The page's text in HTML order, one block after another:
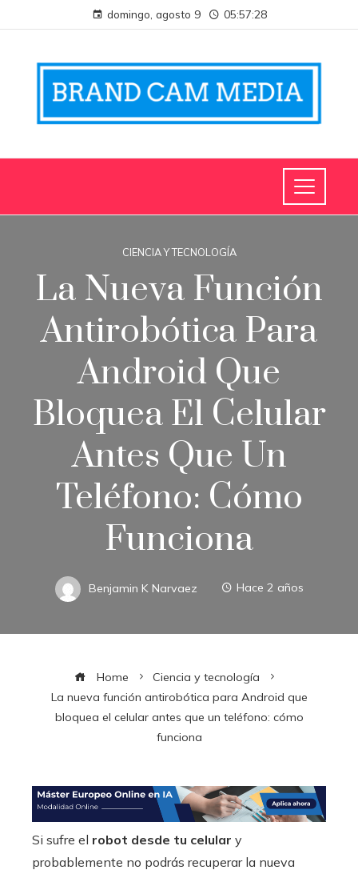
domingo, agosto 9 05:57:28
CIENCIA Y TECNOLOGÍA
La Nueva Función
Antirobótica Para
Android Que
Bloquea El Celular
Antes Que Un
Teléfono: Cómo
Funciona
Benjamin K Narvaez Hace 2 años
Home
Ciencia y tecnología
La nueva función antirobótica para Android que
bloquea el celular antes que un teléfono: cómo
funciona
Si sufre el robot desde tu celular y
probablemente no podrás recuperar la nueva